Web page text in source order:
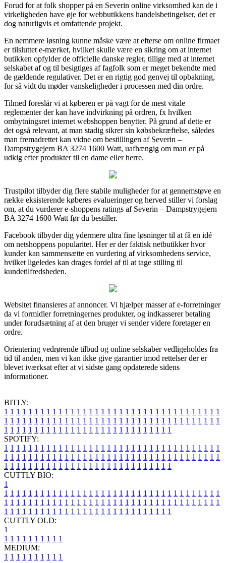
Forud for at folk shopper på en Severin online virksomhed kan de i
virkeligheden have øje for webbutikkens handelsbetingelser, det er
dog naturligvis et omfattende projekt.
En nemmere løsning kunne måske være at efterse om online firmaet
er tilsluttet e-mærket, hvilket skulle være en sikring om at internet
butikken opfylder de officielle danske regler, tillige med at internet
selskabet af og til besigtiges af fagfolk som er meget bekendte med
de gældende regulativer. Det er en rigtig god genvej til opbakning,
for så vidt du møder vanskeligheder i processen med din ordre.
Tilmed foreslår vi at køberen er på vagt for de mest vitale
reglementer der kan have indvirkning på ordren, fx hvilken
ombytningsret internet webshoppen benytter. På grund af dette er
det også relevant, at man stadig sikrer sin købsbekræftelse, således
man fremadrettet kan vidne om bestillingen af Severin –
Dampstrygejern BA 3274 1600 Watt, uafhængig om man er på
udkig efter produkter til en dame eller herre.
Trustpilot tilbyder dig flere stabile muligheder for at gennemstøve en
række eksisterende køberes evalueringer og herved stiller vi forslag
om, at du vurderer e-shoppens ratings af Severin – Dampstrygejern
BA 3274 1600 Watt før du bestiller.
Facebook tilbyder dig ydermere ultra fine løsninger til at få en idé
om netshoppens popularitet. Her er der faktisk netbutikker hvor
kunder kan sammensætte en vurdering af virksomhedens service,
hvilket ligeledes kan drages fordel af til at tage stilling til
kundetilfredsheden.
Websitet finansieres af annoncer. Vi hjælper masser af e-forretninger
da vi formidler forretningernes produkter, og indkasserer betaling
under forudsætning af at den bruger vi sender videre foretager en
ordre.
Orientering vedrørende tilbud og online selskaber vedligeholdes fra
tid til anden, men vi kan ikke give garantier imod rettelser der er
blevet iværksat efter at vi sidste gang opdaterede sidens
informationer.
BITLY:
1 1 1 1 1 1 1 1 1 1 1 1 1 1 1 1 1 1 1 1 1 1 1 1 1 1 1 1 1 1 1 1 1 1 1 1
1 1 1 1 1 1 1 1 1 1 1 1 1 1 1 1 1 1 1 1 1 1 1 1 1 1 1 1 1 1 1 1 1 1 1 1
1 1 1 1 1 1 1 1 1 1 1 1 1 1 1 1 1 1 1 1 1 1 1 1 1 1 1 1
SPOTIFY:
1 1 1 1 1 1 1 1 1 1 1 1 1 1 1 1 1 1 1 1 1 1 1 1 1 1 1 1 1 1 1 1 1 1 1 1
1 1 1 1 1 1 1 1 1 1 1 1 1 1 1 1 1 1 1 1 1 1 1 1 1 1 1 1 1 1 1 1 1 1 1 1
1 1 1 1 1 1 1 1 1 1 1 1 1 1 1 1 1 1 1 1 1 1 1 1 1 1 1 1
CUTTLY BIO:
1
1 1 1 1 1 1 1 1 1 1 1 1 1 1 1 1 1 1 1 1 1 1 1 1 1 1 1 1 1 1 1 1 1 1 1 1
1 1 1 1 1 1 1 1 1 1 1 1 1 1 1 1 1 1 1 1 1 1 1 1 1 1 1 1 1 1 1 1 1 1 1 1
1 1 1 1 1 1 1 1 1 1 1 1 1 1 1 1 1 1 1 1 1 1 1 1 1 1 1 1
CUTTLY OLD:
1
1 1 1 1 1 1 1 1 1 1
MEDIUM:
1 1 1 1 1 1 1 1 1 1